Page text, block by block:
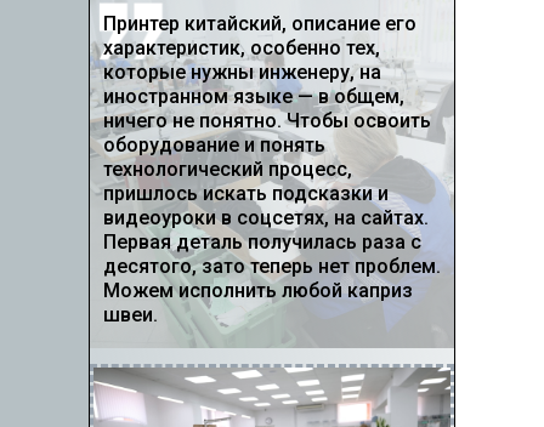
Принтер китайский, описание его
характеристик, особенно тех,
которые нужны инженеру, на
иностранном языке — в общем,
ничего не понятно. Чтобы освоить
оборудование и понять
технологический процесс,
пришлось искать подсказки и
видеоуроки в соцсетях, на сайтах.
Первая деталь получилась раза с
десятого, зато теперь нет проблем.
Можем исполнить любой каприз
швеи.